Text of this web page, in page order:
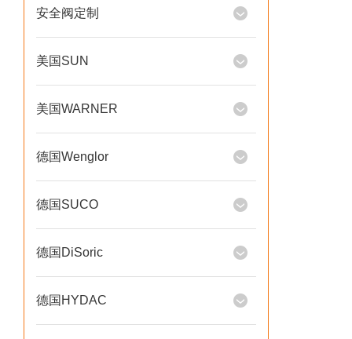
安全阀定制
美国SUN
美国WARNER
德国Wenglor
德国SUCO
德国DiSoric
德国HYDAC